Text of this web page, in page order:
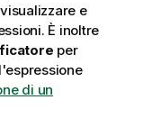
e
È inoltre
per
di un